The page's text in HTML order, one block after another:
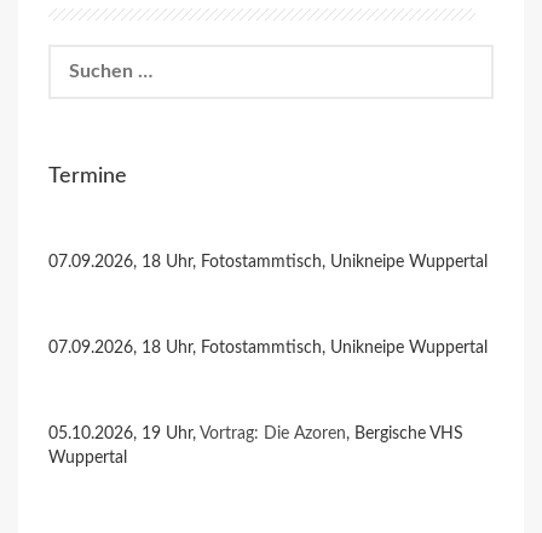
nach:
Termine
07.09.2026, 18 Uhr, Fotostammtisch, Unikneipe Wuppertal
07.09.2026, 18 Uhr, Fotostammtisch, Unikneipe Wuppertal
05.10.2026, 19 Uhr, Vortrag: Die Azoren, Bergische VHS
Wuppertal